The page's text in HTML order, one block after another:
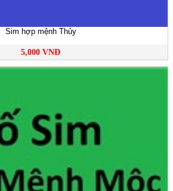
Sim hợp mệnh Thủy
5,000 VNĐ